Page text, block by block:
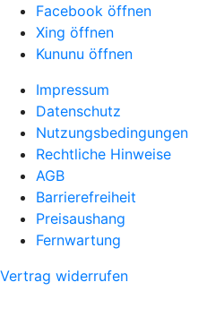
Facebook öffnen
Xing öffnen
Kununu öffnen
Impressum
Datenschutz
Nutzungsbedingungen
Rechtliche Hinweise
AGB
Barrierefreiheit
Preisaushang
Fernwartung
Vertrag widerrufen